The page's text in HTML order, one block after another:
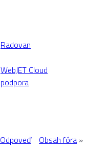
Radovan
WebJET Cloud
podpora
Odpoveď
Obsah fóra »